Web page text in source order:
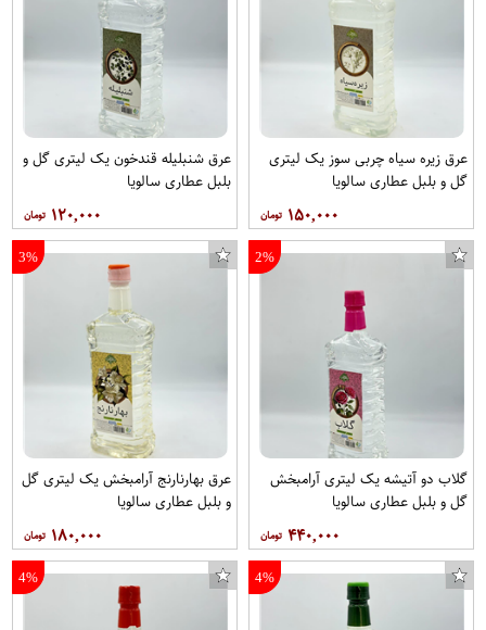
عرق زیره سیاه چربی سوز یک لیتری
گل و بلبل عطاری سالویا
۱۵۰,۰۰۰
عرق شنبلیله قندخون یک لیتری گل و
بلبل عطاری سالویا
۱۲۰,۰۰۰
2%
گلاب دو آتیشه یک لیتری آرامبخش
گل و بلبل عطاری سالویا
۴۴۰,۰۰۰
3%
عرق بهارنارنج آرامبخش یک لیتری گل
و بلبل عطاری سالویا
۱۸۰,۰۰۰
4%
4%